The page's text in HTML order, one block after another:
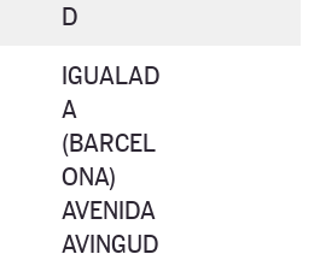
D
IGUALAD
A
(BARCEL
ONA)
AVENIDA
AVINGUD